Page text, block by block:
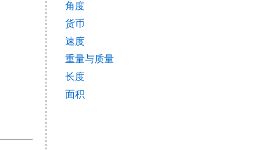
角度
货币
速度
重量与质量
长度
面积